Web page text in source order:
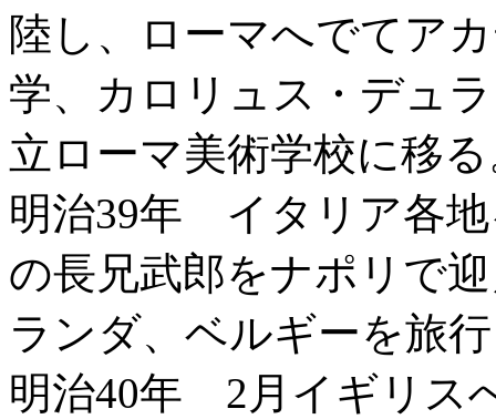
陸し、ローマへでてア
学、カロリュス・デュ
立ローマ美術学校に移
明治39年 イタリア各地
の長兄武郎をナポリで
ランダ、ベルギーを旅
明治40年 2月イギリス